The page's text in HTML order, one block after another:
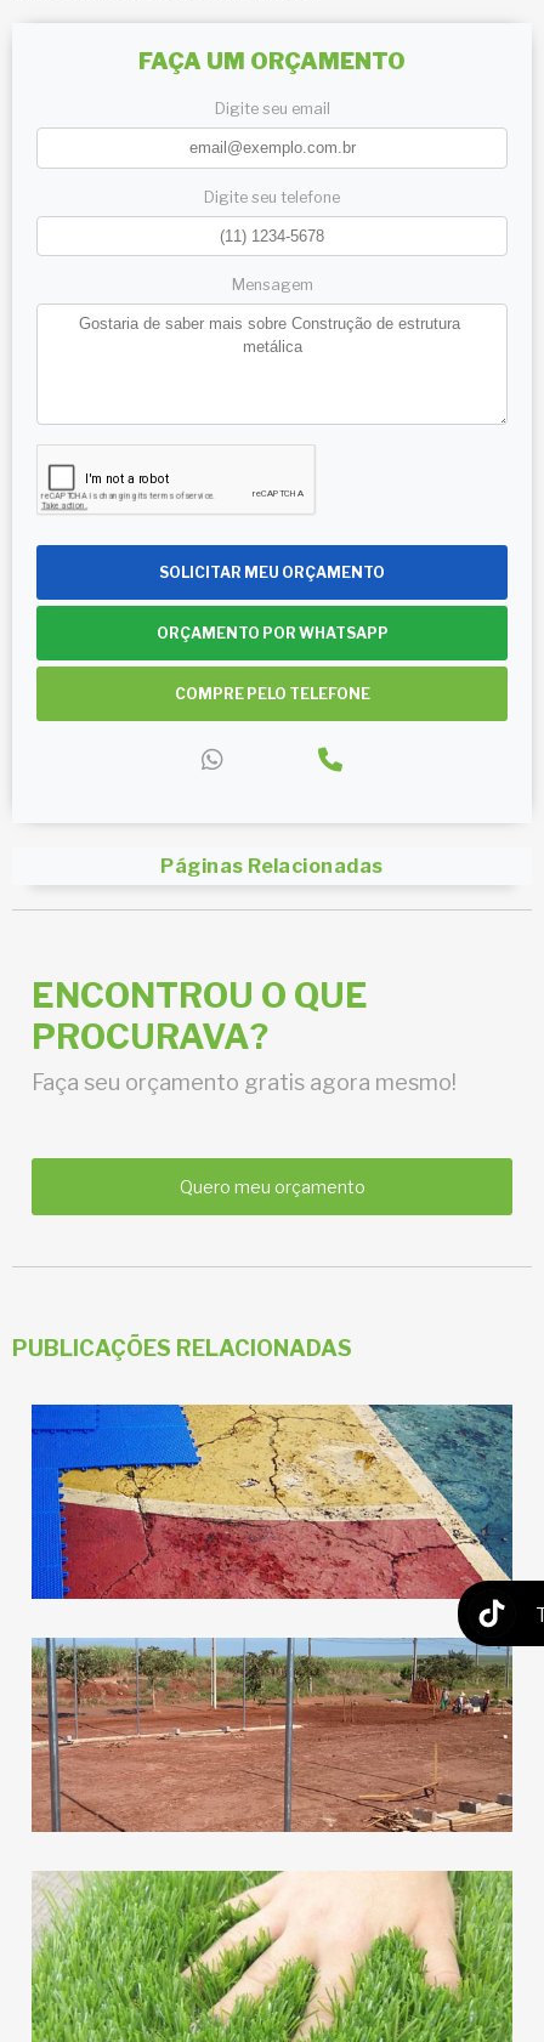
FAÇA UM ORÇAMENTO
Digite seu email
Digite seu telefone
Mensagem
SOLICITAR MEU ORÇAMENTO
ORÇAMENTO POR WHATSAPP
COMPRE PELO TELEFONE
Páginas Relacionadas
ENCONTROU O QUE
PROCURAVA?
Faça seu orçamento gratis agora mesmo!
Quero meu orçamento
PUBLICAÇÕES RELACIONADAS